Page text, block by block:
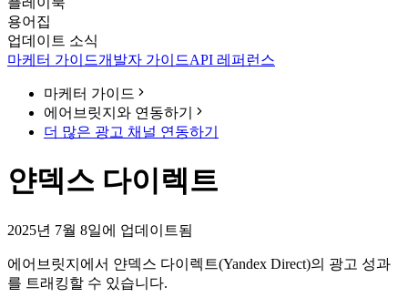
용어집
업데이트 소식
마케터 가이드개발자 가이드API 레퍼런스
마케터 가이드
에어브릿지와 연동하기
더 많은 광고 채널 연동하기
얀덱스 다이렉트
2025년 7월 8일에 업데이트됨
에어브릿지에서 얀덱스 다이렉트(Yandex Direct)의 광고 성과
를 트래킹할 수 있습니다.